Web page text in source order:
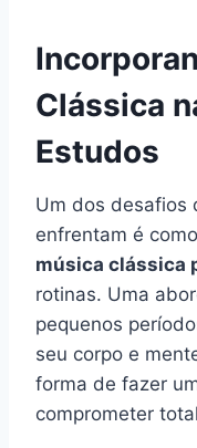
Clássica
Estudos
Um dos desafios
enfrentam é
música clássica
rotinas. Uma
pequenos
seu corpo e
forma de fazer
comprometer